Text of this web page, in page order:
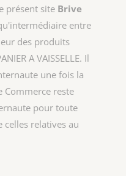
présent site Brive
entre
des produits
A VAISSELLE. Il
une fois la
Commerce reste
pour toute
relatives au